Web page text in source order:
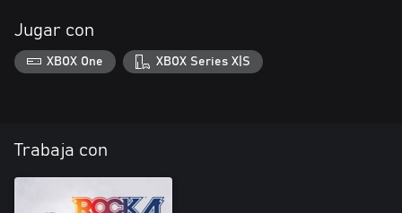
Jugar con
XBOX One XBOX Series X|S
Trabaja con